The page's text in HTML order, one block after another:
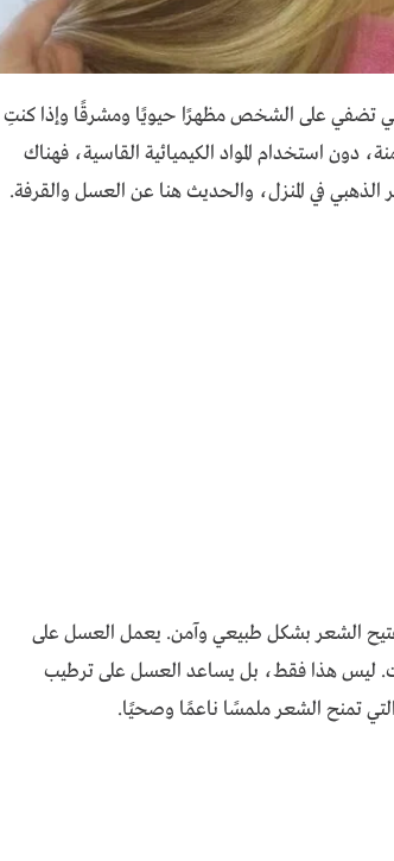
التي تضفي على الشخص مظهرًا حيويًا ومشرقًا وإذا كنتِ
دون استخدام المواد الكيميائية القاسية، فهناك
في المنزل، والحديث هنا عن العسل والقرفة.
الشعر بشكل طبيعي وآمن. يعمل العسل على
ليس هذا فقط، بل يساعد العسل على ترطيب
تمنح الشعر ملمسًا ناعمًا وصحيًا.